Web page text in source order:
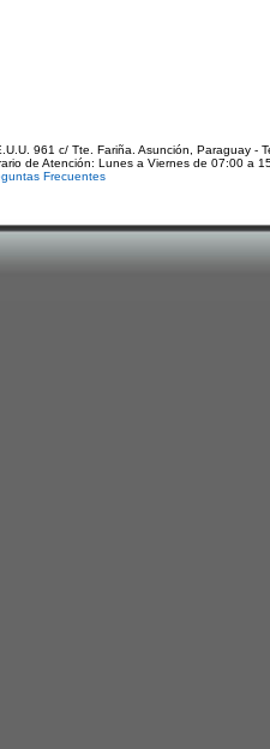
961 c/ Tte. Fariña. Asunción, Paraguay -
de Atención: Lunes a Viernes de 07:00 a
Frecuentes